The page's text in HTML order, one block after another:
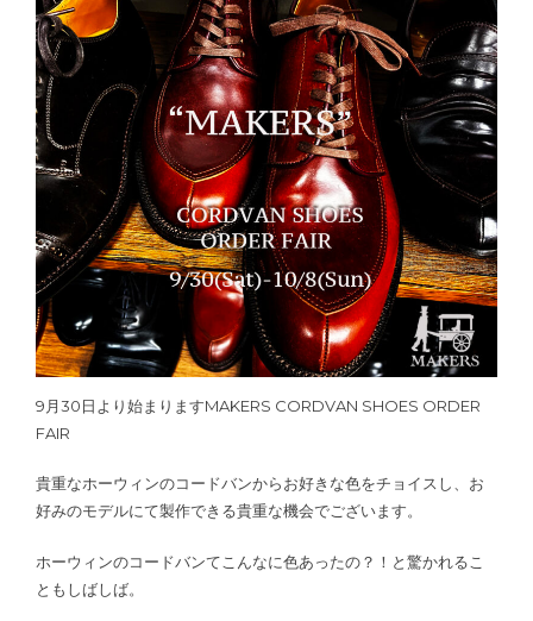
9月30日より始まりますMAKERS CORDVAN SHOES ORDER
FAIR
貴重なホーウィンのコードバンからお好きな色をチョイスし、お
好みのモデルにて製作できる貴重な機会でございます。
ホーウィンのコードバンてこんなに色あったの？！と驚かれるこ
ともしばしば。